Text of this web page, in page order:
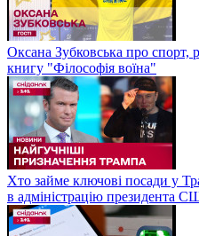
Оксана Зубковська про спорт,
книгу "Філософія воїна"
Хто займе ключові посади у
в адміністрацію президента